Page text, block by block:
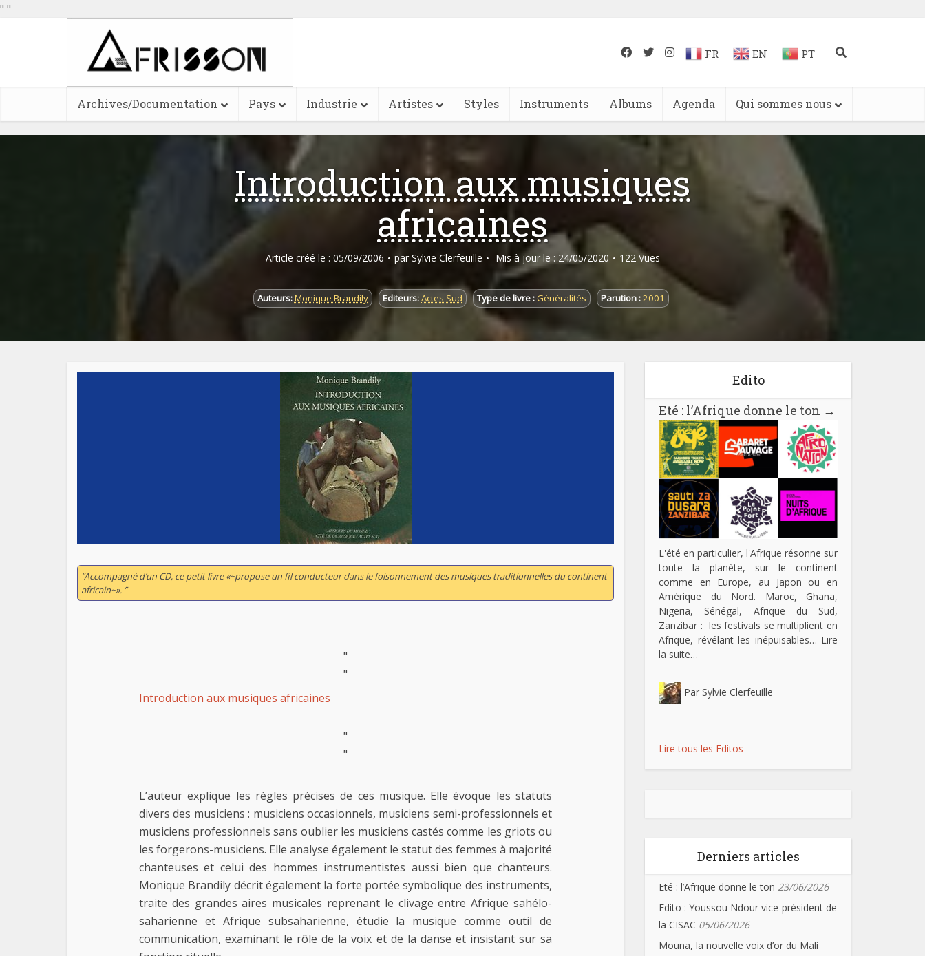
" "
FR EN PT
Archives/Documentation Pays Industrie Artistes Styles Instruments Albums Agenda Qui sommes nous
Introduction aux musiques
africaines
Article créé le : 05/09/2006 par Sylvie Clerfeuille Mis à jour le : 24/05/2020 122 Vues
Auteurs:Monique Brandily Editeurs:Actes Sud Type de livre :Généralités Parution :2001
“Accompagné d’un CD, ce petit livre «~propose un fil conducteur dans le foisonnement des musiques traditionnelles du continent
africain~». ”
"
"
Introduction aux musiques africaines
"
"
L’auteur explique les règles précises de ces musique. Elle évoque les statuts
divers des musiciens : musiciens occasionnels, musiciens semi-professionnels et
musiciens professionnels sans oublier les musiciens castés comme les griots ou
les forgerons-musiciens. Elle analyse également le statut des femmes à majorité
chanteuses et celui des hommes instrumentistes aussi bien que chanteurs.
Monique Brandily décrit également la forte portée symbolique des instruments,
traite des grandes aires musicales reprenant le clivage entre Afrique sahélo-
saharienne et Afrique subsaharienne, étudie la musique comme outil de
communication, examinant le rôle de la voix et de la danse et insistant sur sa
Edito
Eté : l’Afrique donne le ton →
L'été en particulier, l'Afrique résonne sur
toute la planète, sur le continent
comme en Europe, au Japon ou en
Amérique du Nord. Maroc, Ghana,
Nigeria, Sénégal, Afrique du Sud,
Zanzibar : les festivals se multiplient en
Afrique, révélant les inépuisables… Lire
la suite…
Par Sylvie Clerfeuille
Lire tous les Editos
Derniers articles
Eté : l’Afrique donne le ton 23/06/2026
Edito : Youssou Ndour vice-président de
la CISAC 05/06/2026
Mouna, la nouvelle voix d’or du Mali